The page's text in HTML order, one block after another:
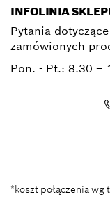
INFOLINIA
Pytania
zamówionych
Pon. - Pt.: 8.30 –
*koszt połączenia wg